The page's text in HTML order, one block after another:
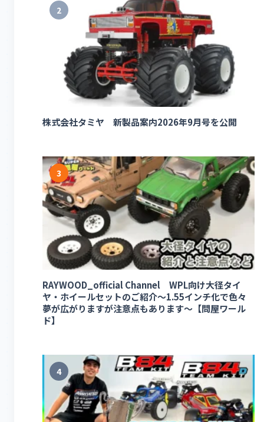
2
株式会社タミヤ 新製品案内2026年9月号を公開
3
RAYWOOD_official Channel WPL向け大径タイ
ヤ・ホイールセットのご紹介～1.55インチ化で色々
夢が広がりますが注意点もあります～【問屋ワール
ド】
4